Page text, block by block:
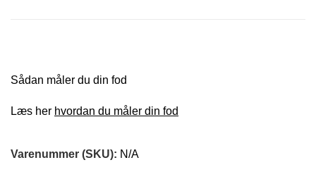
Sådan måler du din fod
Læs her hvordan du måler din fod
Varenummer (SKU): N/A